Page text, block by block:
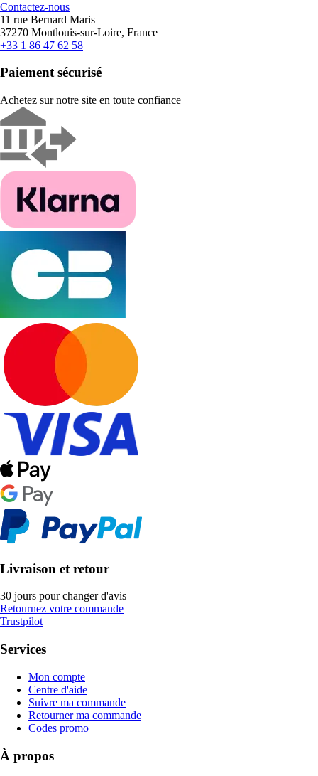
Contactez-nous
11 rue Bernard Maris
37270 Montlouis-sur-Loire, France
+33 1 86 47 62 58
Paiement sécurisé
Achetez sur notre site en toute confiance
Livraison et retour
30 jours pour changer d'avis
Retournez votre commande
Trustpilot
Services
Mon compte
Centre d'aide
Suivre ma commande
Retourner ma commande
Codes promo
À propos